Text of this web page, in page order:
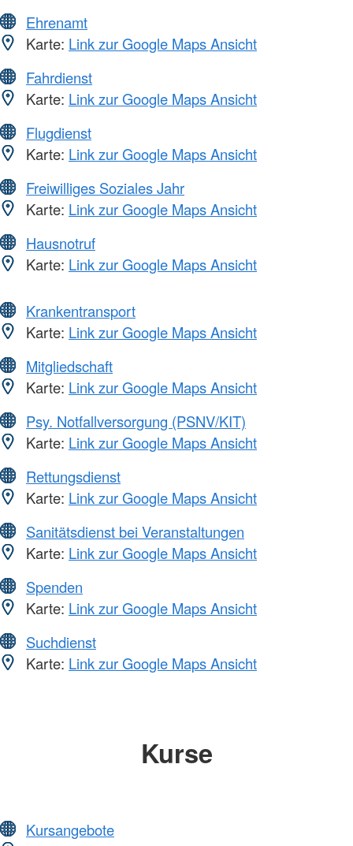
Ehrenamt
Karte: Link zur Google Maps Ansicht
Fahrdienst
Karte: Link zur Google Maps Ansicht
Flugdienst
Karte: Link zur Google Maps Ansicht
Freiwilliges Soziales Jahr
Karte: Link zur Google Maps Ansicht
Hausnotruf
Karte: Link zur Google Maps Ansicht
Krankentransport
Karte: Link zur Google Maps Ansicht
Mitgliedschaft
Karte: Link zur Google Maps Ansicht
Psy. Notfallversorgung (PSNV/KIT)
Karte: Link zur Google Maps Ansicht
Rettungsdienst
Karte: Link zur Google Maps Ansicht
Sanitätsdienst bei Veranstaltungen
Karte: Link zur Google Maps Ansicht
Spenden
Karte: Link zur Google Maps Ansicht
Suchdienst
Karte: Link zur Google Maps Ansicht
Kurse
Kursangebote